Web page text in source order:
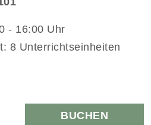
- 16:00 Uhr
8 Unterrichtseinheiten
BUCHEN